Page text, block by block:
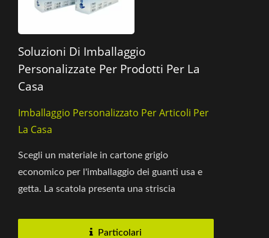
Soluzioni Di Imballaggio
Personalizzate Per Prodotti Per La
Casa
Imballaggio Personalizzato Per Articoli Per
La Casa
Scegli un materiale in cartone grigio
economico per l'imballaggio dei guanti usa e
getta. La scatola presenta una striscia
Particolari